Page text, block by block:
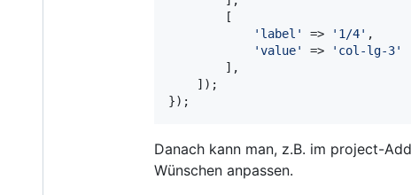
        [
' label ' => ' 1/4' ,
'value' => ' col-lg-3'
        ],
    ]);
});
Danach kann man, z.B. im project-
Wünschen anpassen.